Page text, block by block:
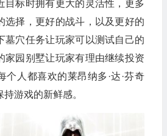
目标时拥有更大的灵活性，更多
选择，更好的战斗，以及更好的
墓穴任务让玩家可以测试自己的
家园别墅让玩家有理由继续投资
个人都喜欢的莱昂纳多·达·芬奇
游戏的新鲜感。